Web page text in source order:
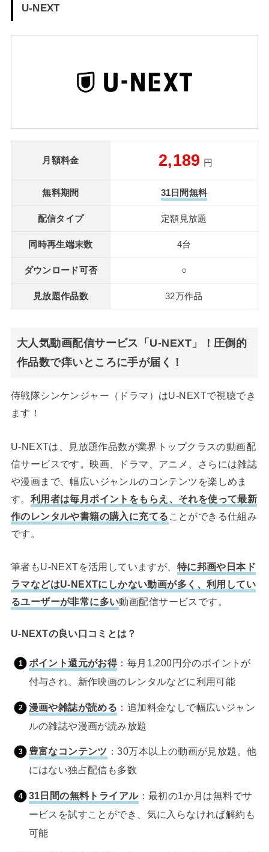
U-NEXT
月額料金 2,189 円
無料期間 31日間無料
配信タイプ 定額見放題
同時再生端末数 4台
ダウンロード可否 ○
見放題作品数 32万作品
大人気動画配信サービス「U-NEXT」！圧倒的
作品数で痒いところに手が届く！
侍戦隊シンケンジャー（ドラマ）はU-NEXTで視聴でき
ます！
U-NEXTは、見放題作品数が業界トップクラスの動画配
信サービスです。映画、ドラマ、アニメ、さらには雑誌
や漫画まで、幅広いジャンルのコンテンツを楽しめま
す。 利用者は毎月ポイントをもらえ、それを使って最新
作のレンタルや書籍の購入に充てる ことができる仕組み
です。
筆者もU-NEXTを活用していますが、 特に邦画や日本ド
ラマなどはU-NEXTにしかない動画が多く、利用してい
るユーザーが非常に多い動画配信サービスです。
U-NEXTの良い口コミとは？
ポイント還元がお得：毎月1,200円分のポイントが
付与され、新作映画のレンタルなどに利用可能
漫画や雑誌が読める ：追加料金なしで幅広いジャン
ルの雑誌や漫画が読み放題
豊富なコンテンツ ：30万本以上の動画が見放題。他
にはない独占配信も多数
31日間の無料トライアル：最初の1か月は無料でサ
ービスを試すことができ、気に入らなければ解約も
可能